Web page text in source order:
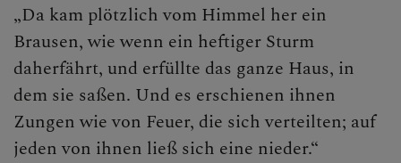
„Da kam plötzlich vom Himmel her ein
Brausen, wie wenn ein heftiger Sturm
daherfährt, und erfüllte das ganze Haus, in
dem sie saßen. Und es erschienen ihnen
Zungen wie von Feuer, die sich verteilten; auf
jeden von ihnen ließ sich eine nieder.“